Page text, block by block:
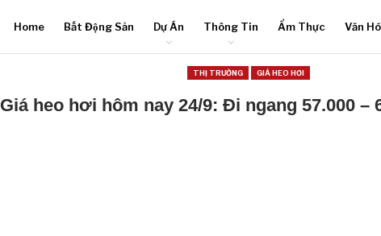
Home Bất Động Sản Dự Án Thông Tin Ẩm Thực Văn
THỊ TRƯỜNG GIÁ HEO HƠI
Giá heo hơi hôm nay 24/9: Đi ngang 57.000 –